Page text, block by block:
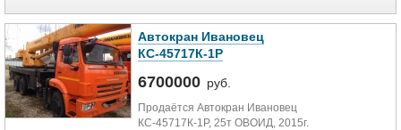
Автокран Ивановец
КС-45717К-1Р
6700000 руб.
Продаётся Автокран Ивановец
КС-45717К-1Р, 25т ОВОИД, 2015г.